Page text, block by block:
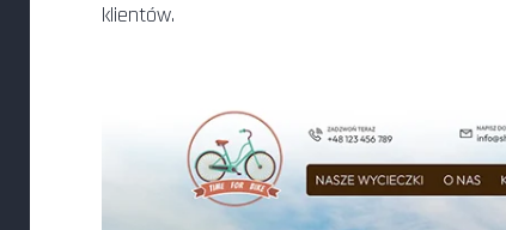
klientów.